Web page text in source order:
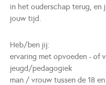
in het ouderschap terug, en
jouw tijd.
Heb/ben jij:
ervaring met opvoeden - of
jeugd/pedagogiek
man / vrouw tussen de 18